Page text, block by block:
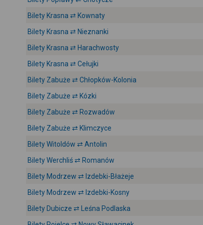
Bilety Krasna ⇄ Kownaty
Bilety Krasna ⇄ Nieznanki
Bilety Krasna ⇄ Harachwosty
Bilety Krasna ⇄ Cełujki
Bilety Zabuże ⇄ Chłopków-Kolonia
Bilety Zabuże ⇄ Kózki
Bilety Zabuże ⇄ Rozwadów
Bilety Zabuże ⇄ Klimczyce
Bilety Witoldów ⇄ Antolin
Bilety Werchliś ⇄ Romanów
Bilety Modrzew ⇄ Izdebki-Błażeje
Bilety Modrzew ⇄ Izdebki-Kosny
Bilety Dubicze ⇄ Leśna Podlaska